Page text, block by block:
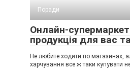
Поради
Онлайн-
продукція для вас
Не любите ходити по магазинах,
харчування все ж таки купувати